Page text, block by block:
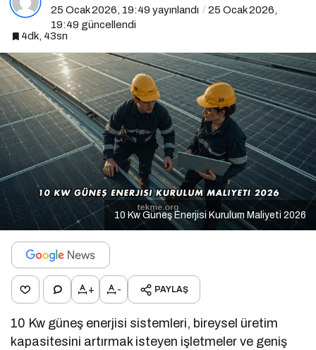
25 Ocak 2026, 19:49 yayınlandı
25 Ocak 2026,
19:49 güncellendi
4dk, 43sn
10 Kw Güneş Enerjisi Kurulum Maliyeti 2026
+ - PAYLAŞ
10 Kw güneş enerjisi sistemleri, bireysel üretim
kapasitesini artırmak isteyen işletmeler ve geniş